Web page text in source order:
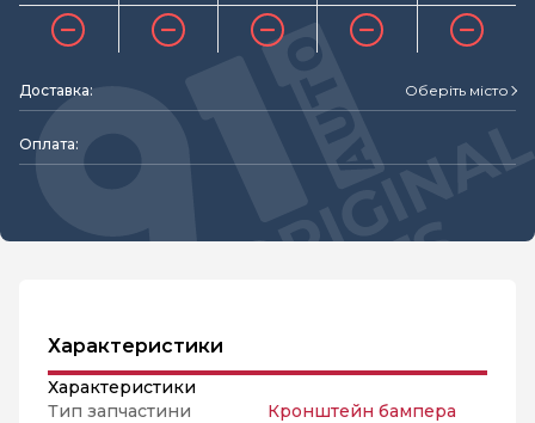
Доставка: Оберіть місто
Оплата:
Характеристики
Характеристики
Тип запчастини
Кронштейн бампера